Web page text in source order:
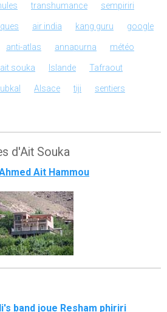
transhumance sempiriri
air india kang guru google
anti-atlas annapurna météo
ait souka Islande Tafraout
Alsace tiji sentiers
d'Ait Souka
Ait Hammou
band joue Resham phiriri